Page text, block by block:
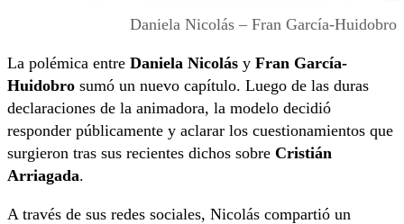
Daniela Nicolás – Fran García-Huidobro
La polémica entre Daniela Nicolás y Fran García-
Huidobro sumó un nuevo capítulo. Luego de las duras
declaraciones de la animadora, la modelo decidió
responder públicamente y aclarar los cuestionamientos que
surgieron tras sus recientes dichos sobre Cristián
Arriagada.
A través de sus redes sociales, Nicolás compartió un